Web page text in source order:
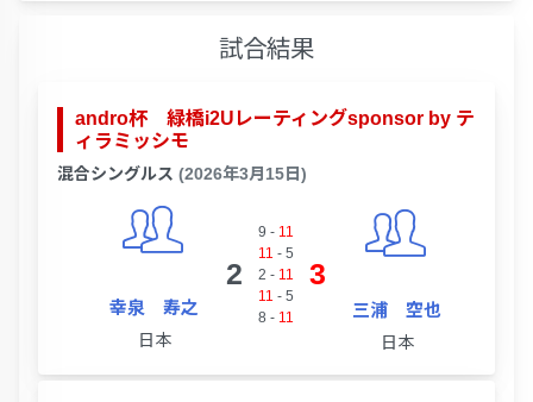
試合結果
andro杯 緑橋i2Uレーティングsponsor by テ
ィラミッシモ
混合シングルス (2026年3月15日)
幸泉 寿之
日本
2
9 - 11
11 - 5
2 - 11
11 - 5
8 - 11
3
三浦 空也
日本